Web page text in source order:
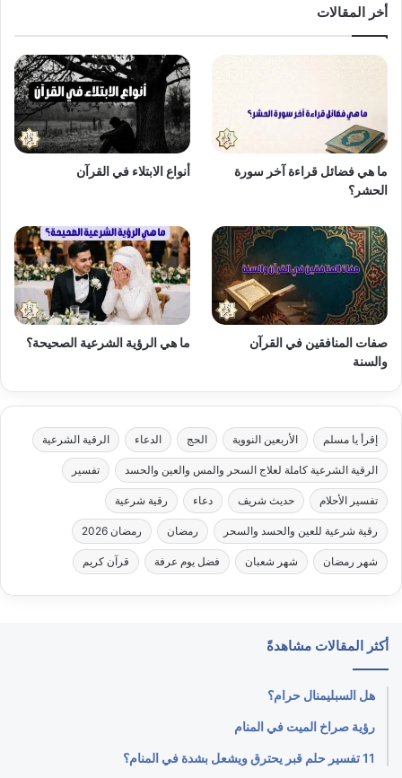
أخر المقالات
ما هي فضائل قراءة آخر سورة
الحشر؟
أنواع الابتلاء في القرآن
صفات المنافقين في القرآن
والسنة
ما هي الرؤية الشرعية الصحيحة؟
إقرأ يا مسلم الأربعين النووية الحج الدعاء الرقية الشرعية
الرقية الشرعية كاملة لعلاج السحر والمس والعين والحسد تفسير
تفسير الأحلام حديث شريف دعاء رقية شرعية
رقية شرعية للعين والحسد والسحر رمضان رمضان 2026
شهر رمضان شهر شعبان فضل يوم عرفة قرآن كريم
أكثر المقالات مشاهدةً
هل السبليمنال حرام؟
رؤية صراخ الميت في المنام
11 تفسير حلم قبر يحترق ويشعل بشدة في المنام؟